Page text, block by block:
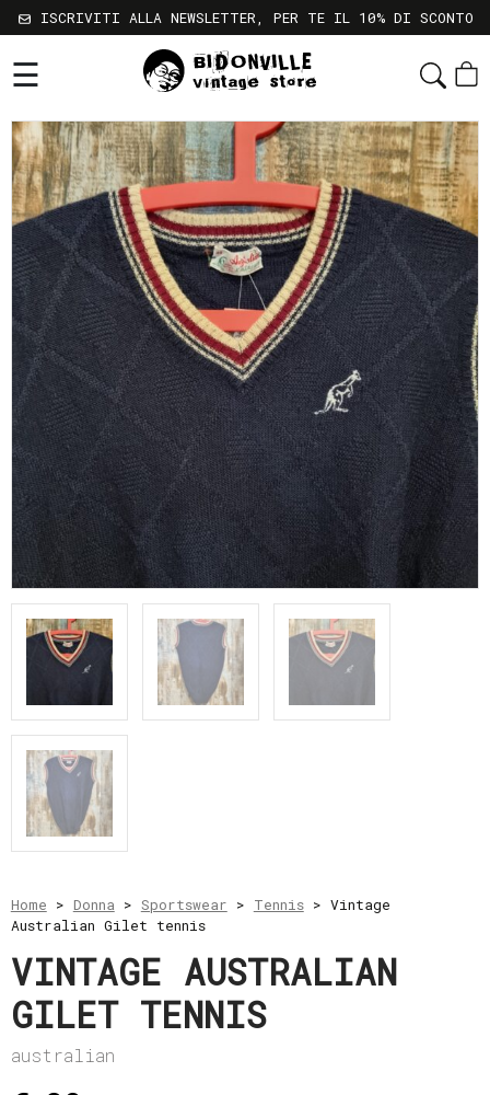
Shop
Chi
Siamo
Sostenibilità
Servizi
Contatti
Gift
Card
Newsletter
Termini
e
Condizioni
Spedizioni
e
resi
Metodi
di
pagamento
Privacy
Policy
account
ISCRIVITI ALLA NEWSLETTER, PER TE IL 10% DI SCONTO
☰
Home > Donna > Sportswear > Tennis> Vintage
Australian Gilet tennis
VINTAGE AUSTRALIAN
GILET TENNIS
australian